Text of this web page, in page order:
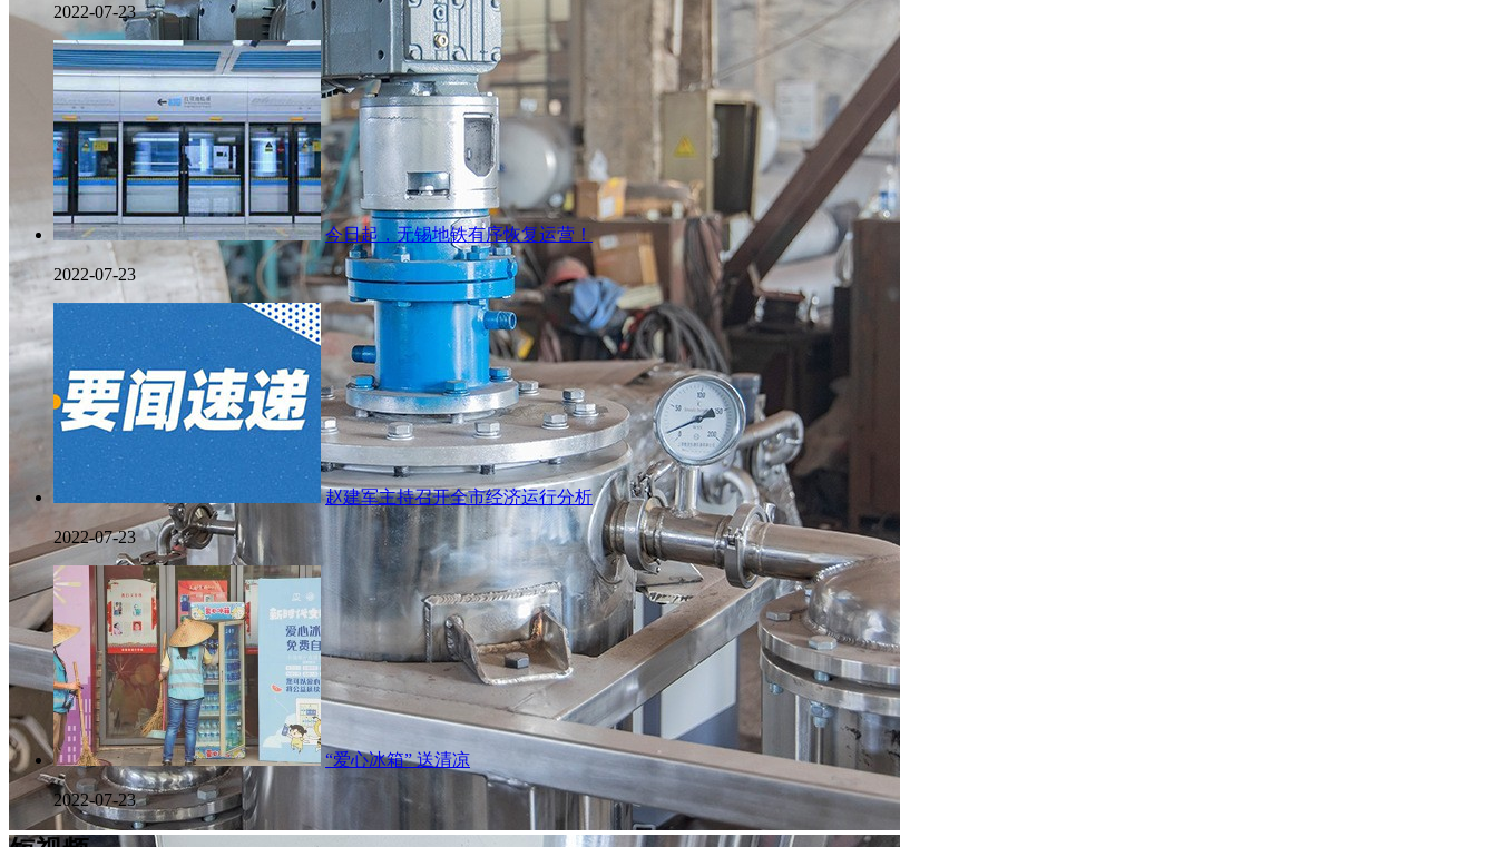
2022-07-23
今日起，无锡地铁有序恢复运营！
2022-07-23
赵建军主持召开全市经济运行分析
2022-07-23
“爱心冰箱” 送清凉
2022-07-23